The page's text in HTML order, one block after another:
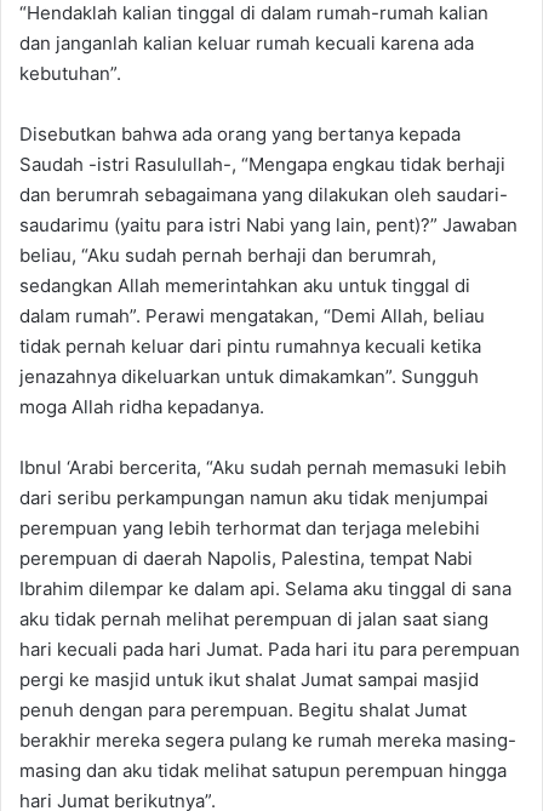
“Hendaklah kalian tinggal di dalam rumah-rumah kalian
dan janganlah kalian keluar rumah kecuali karena ada
kebutuhan”.
Disebutkan bahwa ada orang yang bertanya kepada
Saudah -istri Rasulullah-, “Mengapa engkau tidak berhaji
dan berumrah sebagaimana yang dilakukan oleh saudari-
saudarimu (yaitu para istri Nabi yang lain, pent)?” Jawaban
beliau, “Aku sudah pernah berhaji dan berumrah,
sedangkan Allah memerintahkan aku untuk tinggal di
dalam rumah”. Perawi mengatakan, “Demi Allah, beliau
tidak pernah keluar dari pintu rumahnya kecuali ketika
jenazahnya dikeluarkan untuk dimakamkan”. Sungguh
moga Allah ridha kepadanya.
Ibnul ‘Arabi bercerita, “Aku sudah pernah memasuki lebih
dari seribu perkampungan namun aku tidak menjumpai
perempuan yang lebih terhormat dan terjaga melebihi
perempuan di daerah Napolis, Palestina, tempat Nabi
Ibrahim dilempar ke dalam api. Selama aku tinggal di sana
aku tidak pernah melihat perempuan di jalan saat siang
hari kecuali pada hari Jumat. Pada hari itu para perempuan
pergi ke masjid untuk ikut shalat Jumat sampai masjid
penuh dengan para perempuan. Begitu shalat Jumat
berakhir mereka segera pulang ke rumah mereka masing-
masing dan aku tidak melihat satupun perempuan hingga
hari Jumat berikutnya”.